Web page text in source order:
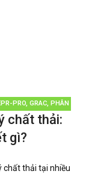
PRO, GRAC, PHÂN
,THƯƠNG HIỆU BỀN
chất thải:
gì?
chất thải tại nhiều